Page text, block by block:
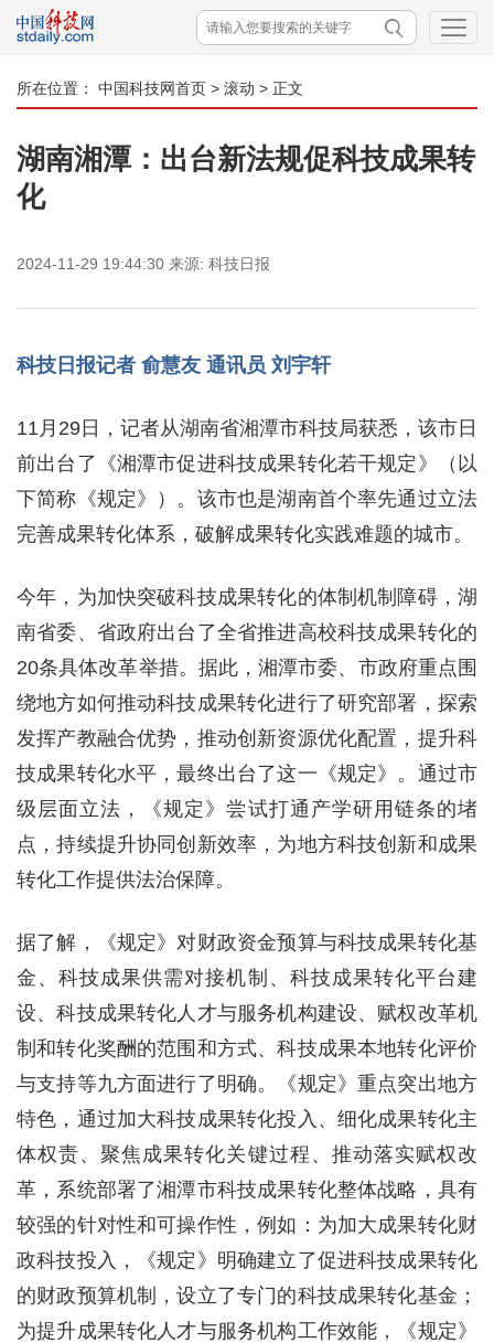
所在位置： 中国科技网首页 > 滚动 > 正文
湖南湘潭：出台新法规促科技成果转
化
2024-11-29 19:44:30 来源: 科技日报
科技日报记者 俞慧友 通讯员 刘宇轩
11月29日，记者从湖南省湘潭市科技局获悉，该市日
前出台了《湘潭市促进科技成果转化若干规定》（以
下简称《规定》）。该市也是湖南首个率先通过立法
完善成果转化体系，破解成果转化实践难题的城市。
今年，为加快突破科技成果转化的体制机制障碍，湖
南省委、省政府出台了全省推进高校科技成果转化的
20条具体改革举措。据此，湘潭市委、市政府重点围
绕地方如何推动科技成果转化进行了研究部署，探索
发挥产教融合优势，推动创新资源优化配置，提升科
技成果转化水平，最终出台了这一《规定》。通过市
级层面立法，《规定》尝试打通产学研用链条的堵
点，持续提升协同创新效率，为地方科技创新和成果
转化工作提供法治保障。
据了解，《规定》对财政资金预算与科技成果转化基
金、科技成果供需对接机制、科技成果转化平台建
设、科技成果转化人才与服务机构建设、赋权改革机
制和转化奖酬的范围和方式、科技成果本地转化评价
与支持等九方面进行了明确。《规定》重点突出地方
特色，通过加大科技成果转化投入、细化成果转化主
体权责、聚焦成果转化关键过程、推动落实赋权改
革，系统部署了湘潭市科技成果转化整体战略，具有
较强的针对性和可操作性，例如：为加大成果转化财
政科技投入，《规定》明确建立了促进科技成果转化
的财政预算机制，设立了专门的科技成果转化基金；
为提升成果转化人才与服务机构工作效能，《规定》